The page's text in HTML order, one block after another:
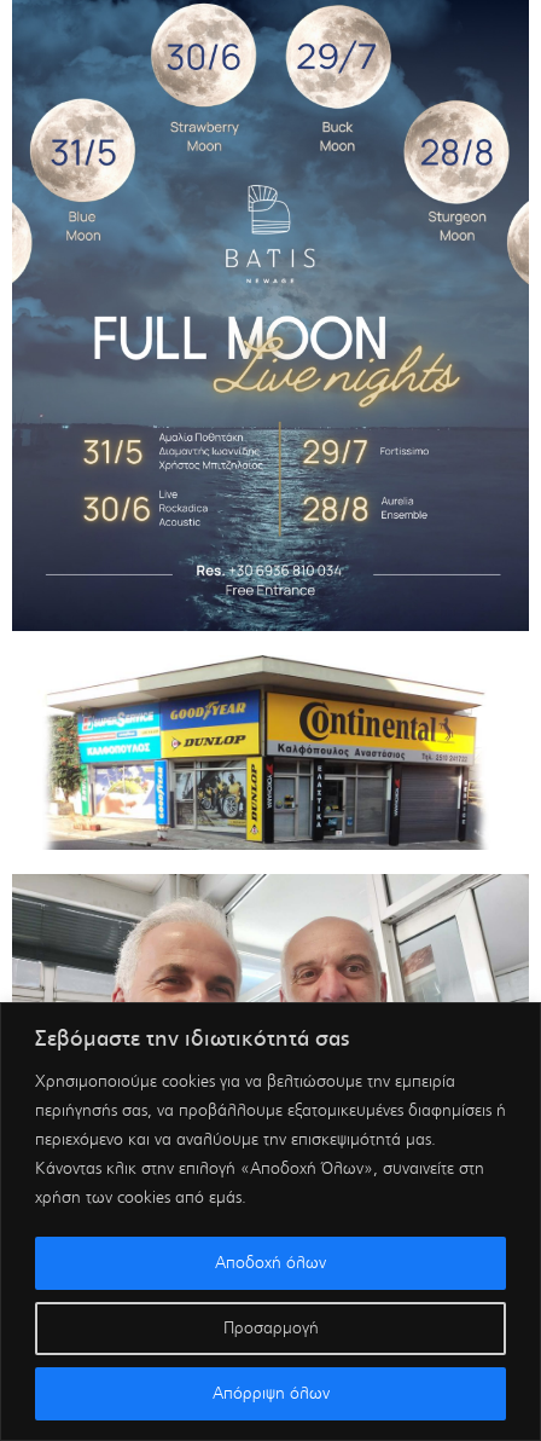
Σεβόμαστε την ιδιωτικότητά σας
Χρησιμοποιούμε cookies για να βελτιώσουμε την εμπειρία
περιήγησής σας, να προβάλλουμε εξατομικευμένες διαφημίσεις ή
περιεχόμενο και να αναλύουμε την επισκεψιμότητά μας.
Κάνοντας κλικ στην επιλογή «Αποδοχή Όλων», συναινείτε στη
χρήση των cookies από εμάς.
Προσαρμογή
Απόρριψη όλων
Αποδοχή όλων